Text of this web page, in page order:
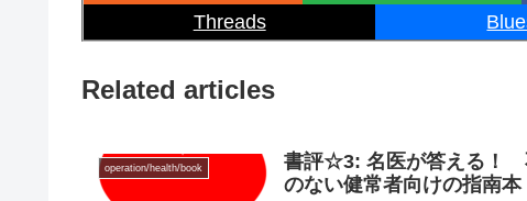
Threads
Related articles
operation/health/book
書評☆3: 名医が答える！
のない健常者向けの指南本